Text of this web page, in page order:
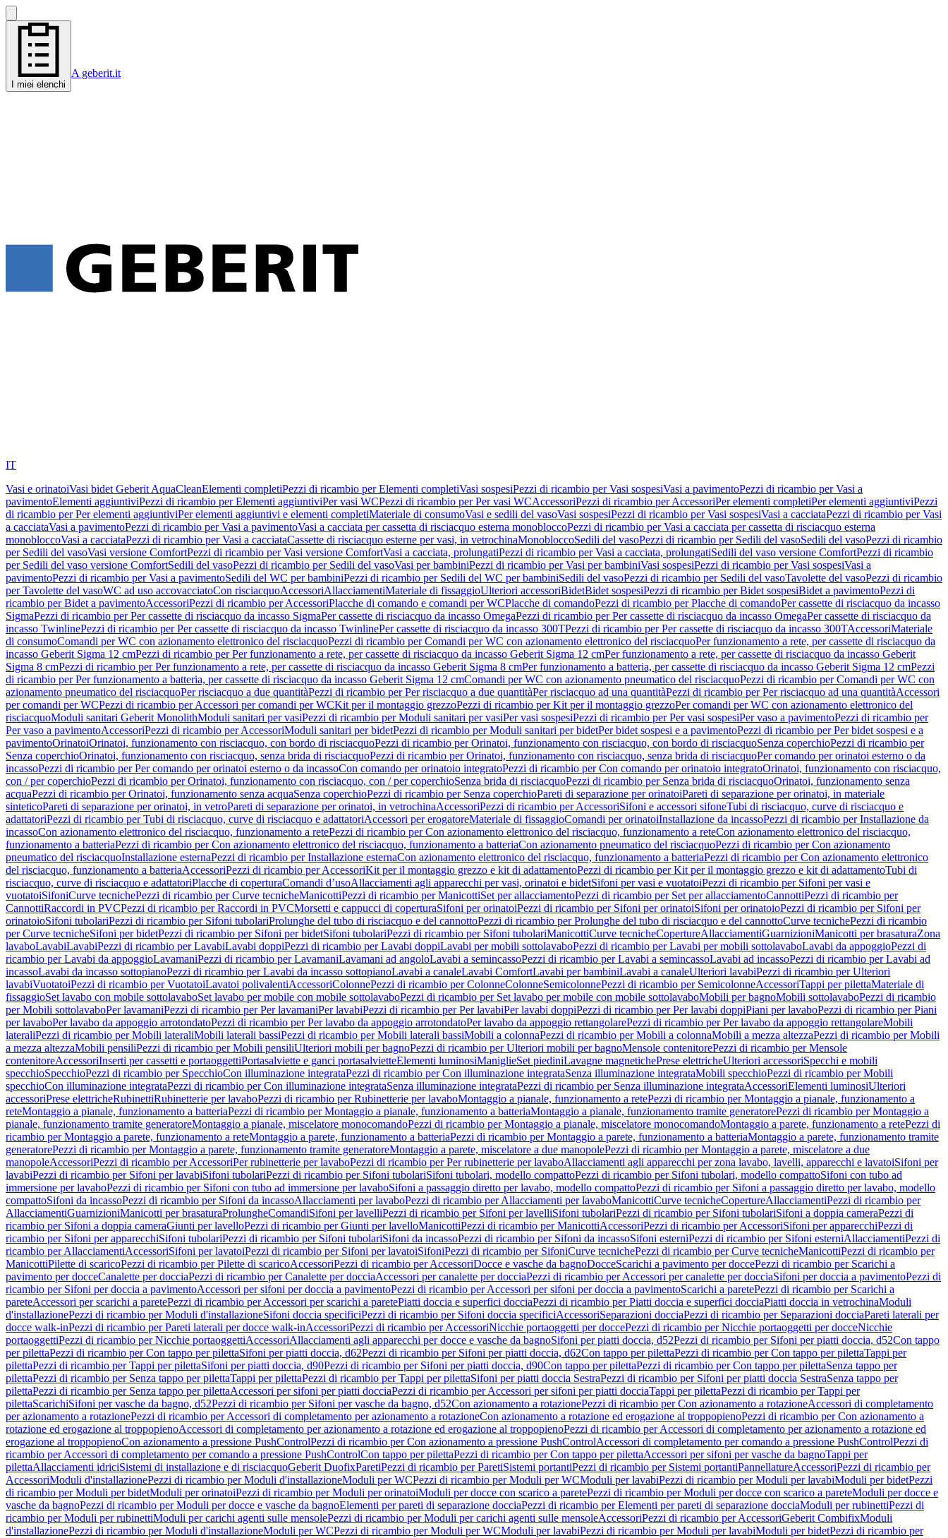
I miei elenchi
A geberit.it
IT
Vasi e orinatoiVasi bidet Geberit AquaCleanElementi completiPezzi di ricambio per Elementi completiVasi sospesiPezzi di ricambio per Vasi sospesiVasi a pavimentoPezzi di ricambio per Vasi a
pavimentoElementi aggiuntiviPezzi di ricambio per Elementi aggiuntiviPer vasi WCPezzi di ricambio per Per vasi WCAccessoriPezzi di ricambio per AccessoriPer elementi completiPer elementi aggiuntiviPezzi
di ricambio per Per elementi aggiuntiviPer elementi aggiuntivi e elementi completiMateriale di consumoVasi e sedili del vasoVasi sospesiPezzi di ricambio per Vasi sospesiVasi a cacciataPezzi di ricambio per Vasi
a cacciataVasi a pavimentoPezzi di ricambio per Vasi a pavimentoVasi a cacciata per cassetta di risciacquo esterna monobloccoPezzi di ricambio per Vasi a cacciata per cassetta di risciacquo esterna
monobloccoVasi a cacciataPezzi di ricambio per Vasi a cacciataCassette di risciacquo esterne per vasi, in vetrochinaMonobloccoSedili del vasoPezzi di ricambio per Sedili del vasoSedili del vasoPezzi di ricambio
per Sedili del vasoVasi versione ComfortPezzi di ricambio per Vasi versione ComfortVasi a cacciata, prolungatiPezzi di ricambio per Vasi a cacciata, prolungatiSedili del vaso versione ComfortPezzi di ricambio
per Sedili del vaso versione ComfortSedili del vasoPezzi di ricambio per Sedili del vasoVasi per bambiniPezzi di ricambio per Vasi per bambiniVasi sospesiPezzi di ricambio per Vasi sospesiVasi a
pavimentoPezzi di ricambio per Vasi a pavimentoSedili del WC per bambiniPezzi di ricambio per Sedili del WC per bambiniSedili del vasoPezzi di ricambio per Sedili del vasoTavolette del vasoPezzi di ricambio
per Tavolette del vasoWC ad uso accovacciatoCon risciacquoAccessoriAllacciamentiMateriale di fissaggioUlteriori accessoriBidetBidet sospesiPezzi di ricambio per Bidet sospesiBidet a pavimentoPezzi di
ricambio per Bidet a pavimentoAccessoriPezzi di ricambio per AccessoriPlacche di comando e comandi per WCPlacche di comandoPezzi di ricambio per Placche di comandoPer cassette di risciacquo da incasso
SigmaPezzi di ricambio per Per cassette di risciacquo da incasso SigmaPer cassette di risciacquo da incasso OmegaPezzi di ricambio per Per cassette di risciacquo da incasso OmegaPer cassette di risciacquo da
incasso TwinlinePezzi di ricambio per Per cassette di risciacquo da incasso TwinlinePer cassette di risciacquo da incasso 300TPezzi di ricambio per Per cassette di risciacquo da incasso 300TAccessoriMateriale
di consumoComandi per WC con azionamento elettronico del risciacquoPezzi di ricambio per Comandi per WC con azionamento elettronico del risciacquoPer funzionamento a rete, per cassette di risciacquo da
incasso Geberit Sigma 12 cmPezzi di ricambio per Per funzionamento a rete, per cassette di risciacquo da incasso Geberit Sigma 12 cmPer funzionamento a rete, per cassette di risciacquo da incasso Geberit
Sigma 8 cmPezzi di ricambio per Per funzionamento a rete, per cassette di risciacquo da incasso Geberit Sigma 8 cmPer funzionamento a batteria, per cassette di risciacquo da incasso Geberit Sigma 12 cmPezzi
di ricambio per Per funzionamento a batteria, per cassette di risciacquo da incasso Geberit Sigma 12 cmComandi per WC con azionamento pneumatico del risciacquoPezzi di ricambio per Comandi per WC con
azionamento pneumatico del risciacquoPer risciacquo a due quantitàPezzi di ricambio per Per risciacquo a due quantitàPer risciacquo ad una quantitàPezzi di ricambio per Per risciacquo ad una quantitàAccessori
per comandi per WCPezzi di ricambio per Accessori per comandi per WCKit per il montaggio grezzoPezzi di ricambio per Kit per il montaggio grezzoPer comandi per WC con azionamento elettronico del
risciacquoModuli sanitari Geberit MonolithModuli sanitari per vasiPezzi di ricambio per Moduli sanitari per vasiPer vasi sospesiPezzi di ricambio per Per vasi sospesiPer vaso a pavimentoPezzi di ricambio per
Per vaso a pavimentoAccessoriPezzi di ricambio per AccessoriModuli sanitari per bidetPezzi di ricambio per Moduli sanitari per bidetPer bidet sospesi e a pavimentoPezzi di ricambio per Per bidet sospesi e a
pavimentoOrinatoiOrinatoi, funzionamento con risciacquo, con bordo di risciacquoPezzi di ricambio per Orinatoi, funzionamento con risciacquo, con bordo di risciacquoSenza coperchioPezzi di ricambio per
Senza coperchioOrinatoi, funzionamento con risciacquo, senza brida di risciacquoPezzi di ricambio per Orinatoi, funzionamento con risciacquo, senza brida di risciacquoPer comando per orinatoi esterno o da
incassoPezzi di ricambio per Per comando per orinatoi esterno o da incassoCon comando per orinatoio integratoPezzi di ricambio per Con comando per orinatoio integratoOrinatoi, funzionamento con risciacquo,
con / per coperchioPezzi di ricambio per Orinatoi, funzionamento con risciacquo, con / per coperchioSenza brida di risciacquoPezzi di ricambio per Senza brida di risciacquoOrinatoi, funzionamento senza
acquaPezzi di ricambio per Orinatoi, funzionamento senza acquaSenza coperchioPezzi di ricambio per Senza coperchioPareti di separazione per orinatoiPareti di separazione per orinatoi, in materiale
sinteticoPareti di separazione per orinatoi, in vetroPareti di separazione per orinatoi, in vetrochinaAccessoriPezzi di ricambio per AccessoriSifoni e accessori sifoneTubi di risciacquo, curve di risciacquo e
adattatoriPezzi di ricambio per Tubi di risciacquo, curve di risciacquo e adattatoriAccessori per erogatoreMateriale di fissaggioComandi per orinatoiInstallazione da incassoPezzi di ricambio per Installazione da
incassoCon azionamento elettronico del risciacquo, funzionamento a retePezzi di ricambio per Con azionamento elettronico del risciacquo, funzionamento a reteCon azionamento elettronico del risciacquo,
funzionamento a batteriaPezzi di ricambio per Con azionamento elettronico del risciacquo, funzionamento a batteriaCon azionamento pneumatico del risciacquoPezzi di ricambio per Con azionamento
pneumatico del risciacquoInstallazione esternaPezzi di ricambio per Installazione esternaCon azionamento elettronico del risciacquo, funzionamento a batteriaPezzi di ricambio per Con azionamento elettronico
del risciacquo, funzionamento a batteriaAccessoriPezzi di ricambio per AccessoriKit per il montaggio grezzo e kit di adattamentoPezzi di ricambio per Kit per il montaggio grezzo e kit di adattamentoTubi di
risciacquo, curve di risciacquo e adattatoriPlacche di coperturaComandi d’usoAllacciamenti agli apparecchi per vasi, orinatoi e bidetSifoni per vasi e vuotatoiPezzi di ricambio per Sifoni per vasi e
vuotatoiSifoniCurve tecnichePezzi di ricambio per Curve tecnicheManicottiPezzi di ricambio per ManicottiSet per allacciamentoPezzi di ricambio per Set per allacciamentoCannottiPezzi di ricambio per
CannottiRaccordi in PVCPezzi di ricambio per Raccordi in PVCMorsetti e cappucci di coperturaSifoni per orinatoiPezzi di ricambio per Sifoni per orinatoiSifoni per orinatoioPezzi di ricambio per Sifoni per
orinatoioSifoni tubolariPezzi di ricambio per Sifoni tubolariProlunghe del tubo di risciacquo e del cannottoPezzi di ricambio per Prolunghe del tubo di risciacquo e del cannottoCurve tecnichePezzi di ricambio
per Curve tecnicheSifoni per bidetPezzi di ricambio per Sifoni per bidetSifoni tubolariPezzi di ricambio per Sifoni tubolariManicottiCurve tecnicheCopertureAllacciamentiGuarnizioniManicotti per brasaturaZona
lavaboLavabiLavabiPezzi di ricambio per LavabiLavabi doppiPezzi di ricambio per Lavabi doppiLavabi per mobili sottolavaboPezzi di ricambio per Lavabi per mobili sottolavaboLavabi da appoggioPezzi di
ricambio per Lavabi da appoggioLavamaniPezzi di ricambio per LavamaniLavamani ad angoloLavabi a semincassoPezzi di ricambio per Lavabi a semincassoLavabi ad incassoPezzi di ricambio per Lavabi ad
incassoLavabi da incasso sottopianoPezzi di ricambio per Lavabi da incasso sottopianoLavabi a canaleLavabi ComfortLavabi per bambiniLavabi a canaleUlteriori lavabiPezzi di ricambio per Ulteriori
lavabiVuotatoiPezzi di ricambio per VuotatoiLavatoi polivalentiAccessoriColonnePezzi di ricambio per ColonneColonneSemicolonnePezzi di ricambio per SemicolonneAccessoriTappi per pilettaMateriale di
fissaggioSet lavabo con mobile sottolavaboSet lavabo per mobile con mobile sottolavaboPezzi di ricambio per Set lavabo per mobile con mobile sottolavaboMobili per bagnoMobili sottolavaboPezzi di ricambio
per Mobili sottolavaboPer lavamaniPezzi di ricambio per Per lavamaniPer lavabiPezzi di ricambio per Per lavabiPer lavabi doppiPezzi di ricambio per Per lavabi doppiPiani per lavaboPezzi di ricambio per Piani
per lavaboPer lavabo da appoggio arrotondatoPezzi di ricambio per Per lavabo da appoggio arrotondatoPer lavabo da appoggio rettangolarePezzi di ricambio per Per lavabo da appoggio rettangolareMobili
lateraliPezzi di ricambio per Mobili lateraliMobili laterali bassiPezzi di ricambio per Mobili laterali bassiMobili a colonnaPezzi di ricambio per Mobili a colonnaMobili a mezza altezzaPezzi di ricambio per Mobili
a mezza altezzaMobili pensiliPezzi di ricambio per Mobili pensiliUlteriori mobili per bagnoPezzi di ricambio per Ulteriori mobili per bagnoMensole contenitorePezzi di ricambio per Mensole
contenitoreAccessoriInserti per cassetti e portaoggettiPortasalviette e ganci portasalvietteElementi luminosiManiglieSet piediniLavagne magnetichePrese elettricheUlteriori accessoriSpecchi e mobili
specchioSpecchioPezzi di ricambio per SpecchioCon illuminazione integrataPezzi di ricambio per Con illuminazione integrataSenza illuminazione integrataMobili specchioPezzi di ricambio per Mobili
specchioCon illuminazione integrataPezzi di ricambio per Con illuminazione integrataSenza illuminazione integrataPezzi di ricambio per Senza illuminazione integrataAccessoriElementi luminosiUlteriori
accessoriPrese elettricheRubinettiRubinetterie per lavaboPezzi di ricambio per Rubinetterie per lavaboMontaggio a pianale, funzionamento a retePezzi di ricambio per Montaggio a pianale, funzionamento a
reteMontaggio a pianale, funzionamento a batteriaPezzi di ricambio per Montaggio a pianale, funzionamento a batteriaMontaggio a pianale, funzionamento tramite generatorePezzi di ricambio per Montaggio a
pianale, funzionamento tramite generatoreMontaggio a pianale, miscelatore monocomandoPezzi di ricambio per Montaggio a pianale, miscelatore monocomandoMontaggio a parete, funzionamento a retePezzi di
ricambio per Montaggio a parete, funzionamento a reteMontaggio a parete, funzionamento a batteriaPezzi di ricambio per Montaggio a parete, funzionamento a batteriaMontaggio a parete, funzionamento tramite
generatorePezzi di ricambio per Montaggio a parete, funzionamento tramite generatoreMontaggio a parete, miscelatore a due manopolePezzi di ricambio per Montaggio a parete, miscelatore a due
manopoleAccessoriPezzi di ricambio per AccessoriPer rubinetterie per lavaboPezzi di ricambio per Per rubinetterie per lavaboAllacciamenti agli apparecchi per zona lavabo, lavelli, apparecchi e lavatoiSifoni per
lavabiPezzi di ricambio per Sifoni per lavabiSifoni tubolariPezzi di ricambio per Sifoni tubolariSifoni tubolari, modello compattoPezzi di ricambio per Sifoni tubolari, modello compattoSifoni con tubo ad
immersione per lavaboPezzi di ricambio per Sifoni con tubo ad immersione per lavaboSifoni a passaggio diretto per lavabo, modello compattoPezzi di ricambio per Sifoni a passaggio diretto per lavabo, modello
compattoSifoni da incassoPezzi di ricambio per Sifoni da incassoAllacciamenti per lavaboPezzi di ricambio per Allacciamenti per lavaboManicottiCurve tecnicheCopertureAllacciamentiPezzi di ricambio per
AllacciamentiGuarnizioniManicotti per brasaturaProlungheComandiSifoni per lavelliPezzi di ricambio per Sifoni per lavelliSifoni tubolariPezzi di ricambio per Sifoni tubolariSifoni a doppia cameraPezzi di
ricambio per Sifoni a doppia cameraGiunti per lavelloPezzi di ricambio per Giunti per lavelloManicottiPezzi di ricambio per ManicottiAccessoriPezzi di ricambio per AccessoriSifoni per apparecchiPezzi di
ricambio per Sifoni per apparecchiSifoni tubolariPezzi di ricambio per Sifoni tubolariSifoni da incassoPezzi di ricambio per Sifoni da incassoSifoni esterniPezzi di ricambio per Sifoni esterniAllacciamentiPezzi di
ricambio per AllacciamentiAccessoriSifoni per lavatoiPezzi di ricambio per Sifoni per lavatoiSifoniPezzi di ricambio per SifoniCurve tecnichePezzi di ricambio per Curve tecnicheManicottiPezzi di ricambio per
ManicottiPilette di scaricoPezzi di ricambio per Pilette di scaricoAccessoriPezzi di ricambio per AccessoriDocce e vasche da bagnoDocceScarichi a pavimento per doccePezzi di ricambio per Scarichi a
pavimento per docceCanalette per docciaPezzi di ricambio per Canalette per docciaAccessori per canalette per docciaPezzi di ricambio per Accessori per canalette per docciaSifoni per doccia a pavimentoPezzi di
ricambio per Sifoni per doccia a pavimentoAccessori per sifoni per doccia a pavimentoPezzi di ricambio per Accessori per sifoni per doccia a pavimentoScarichi a paretePezzi di ricambio per Scarichi a
pareteAccessori per scarichi a paretePezzi di ricambio per Accessori per scarichi a paretePiatti doccia e superfici docciaPezzi di ricambio per Piatti doccia e superfici docciaPiatti doccia in vetrochinaModuli
d'installazionePezzi di ricambio per Moduli d'installazioneSifoni doccia specificiPezzi di ricambio per Sifoni doccia specificiAccessoriSeparazioni docciaPezzi di ricambio per Separazioni docciaPareti laterali per
docce walk-inPezzi di ricambio per Pareti laterali per docce walk-inAccessoriPezzi di ricambio per AccessoriNicchie portaoggetti per doccePezzi di ricambio per Nicchie portaoggetti per docceNicchie
portaoggettiPezzi di ricambio per Nicchie portaoggettiAccessoriAllacciamenti agli apparecchi per docce e vasche da bagnoSifoni per piatti doccia, d52Pezzi di ricambio per Sifoni per piatti doccia, d52Con tappo
per pilettaPezzi di ricambio per Con tappo per pilettaSifoni per piatti doccia, d62Pezzi di ricambio per Sifoni per piatti doccia, d62Con tappo per pilettaPezzi di ricambio per Con tappo per pilettaTappi per
pilettaPezzi di ricambio per Tappi per pilettaSifoni per piatti doccia, d90Pezzi di ricambio per Sifoni per piatti doccia, d90Con tappo per pilettaPezzi di ricambio per Con tappo per pilettaSenza tappo per
pilettaPezzi di ricambio per Senza tappo per pilettaTappi per pilettaPezzi di ricambio per Tappi per pilettaSifoni per piatti doccia SestraPezzi di ricambio per Sifoni per piatti doccia SestraSenza tappo per
pilettaPezzi di ricambio per Senza tappo per pilettaAccessori per sifoni per piatti docciaPezzi di ricambio per Accessori per sifoni per piatti docciaTappi per pilettaPezzi di ricambio per Tappi per
pilettaScarichiSifoni per vasche da bagno, d52Pezzi di ricambio per Sifoni per vasche da bagno, d52Con azionamento a rotazionePezzi di ricambio per Con azionamento a rotazioneAccessori di completamento
per azionamento a rotazionePezzi di ricambio per Accessori di completamento per azionamento a rotazioneCon azionamento a rotazione ed erogazione al troppopienoPezzi di ricambio per Con azionamento a
rotazione ed erogazione al troppopienoAccessori di completamento per azionamento a rotazione ed erogazione al troppopienoPezzi di ricambio per Accessori di completamento per azionamento a rotazione ed
erogazione al troppopienoCon azionamento a pressione PushControlPezzi di ricambio per Con azionamento a pressione PushControlAccessori di completamento per comando a pressione PushControlPezzi di
ricambio per Accessori di completamento per comando a pressione PushControlCon tappo per pilettaPezzi di ricambio per Con tappo per pilettaAccessori per sifoni per vasche da bagnoTappi per
pilettaAllacciamenti idriciSistemi di installazione e di risciacquoGeberit DuofixParetiPezzi di ricambio per ParetiSistemi portantiPezzi di ricambio per Sistemi portantiPannellatureAccessoriPezzi di ricambio per
AccessoriModuli d'installazionePezzi di ricambio per Moduli d'installazioneModuli per WCPezzi di ricambio per Moduli per WCModuli per lavabiPezzi di ricambio per Moduli per lavabiModuli per bidetPezzi
di ricambio per Moduli per bidetModuli per orinatoiPezzi di ricambio per Moduli per orinatoiModuli per docce con scarico a paretePezzi di ricambio per Moduli per docce con scarico a pareteModuli per docce e
vasche da bagnoPezzi di ricambio per Moduli per docce e vasche da bagnoElementi per pareti di separazione docciaPezzi di ricambio per Elementi per pareti di separazione docciaModuli per rubinettiPezzi di
ricambio per Moduli per rubinettiModuli per carichi agenti sulle mensolePezzi di ricambio per Moduli per carichi agenti sulle mensoleAccessoriPezzi di ricambio per AccessoriGeberit CombifixModuli
d'installazionePezzi di ricambio per Moduli d'installazioneModuli per WCPezzi di ricambio per Moduli per WCModuli per lavabiPezzi di ricambio per Moduli per lavabiModuli per bidetPezzi di ricambio per